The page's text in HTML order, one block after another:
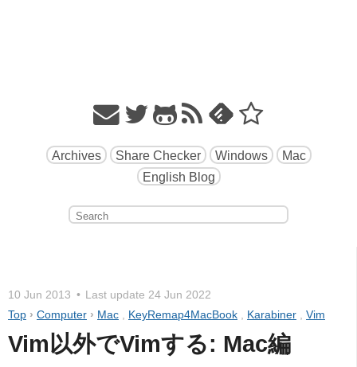
Archives Share Checker Windows
Mac
English Blog
10 Jun 2013 Last update 24 Jun 2022
Top › Computer › Mac KeyRemap4MacBook Karabiner Vim
Vim以外でVimする: Mac編